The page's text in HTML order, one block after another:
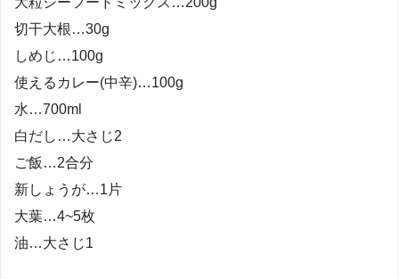
切干大根…30g
しめじ…100g
使えるカレー(中辛)…100g
水…700ml
白だし…大さじ2
ご飯…2合分
新しょうが…1片
大葉…4~5枚
油…大さじ1